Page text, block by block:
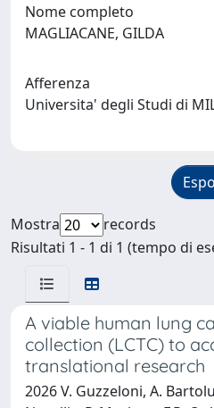
Nome completo
MAGLIACANE, GILDA
Afferenza
Universita' degli Studi di
Mostra
records
Risultati 1 - 1 di 1 (tempo di
A viable human lung
collection (LCTC) to
translational research
2026 V. Guzzeloni, A.